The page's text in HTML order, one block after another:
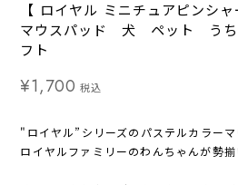
【 ロイヤル ミニチュアピンシ
マウスパッド 犬 ペット う
フト
¥1,700 税込
"ロイヤル”シリーズのパステルカラーマ
ロイヤルファミリーのわんちゃんが勢